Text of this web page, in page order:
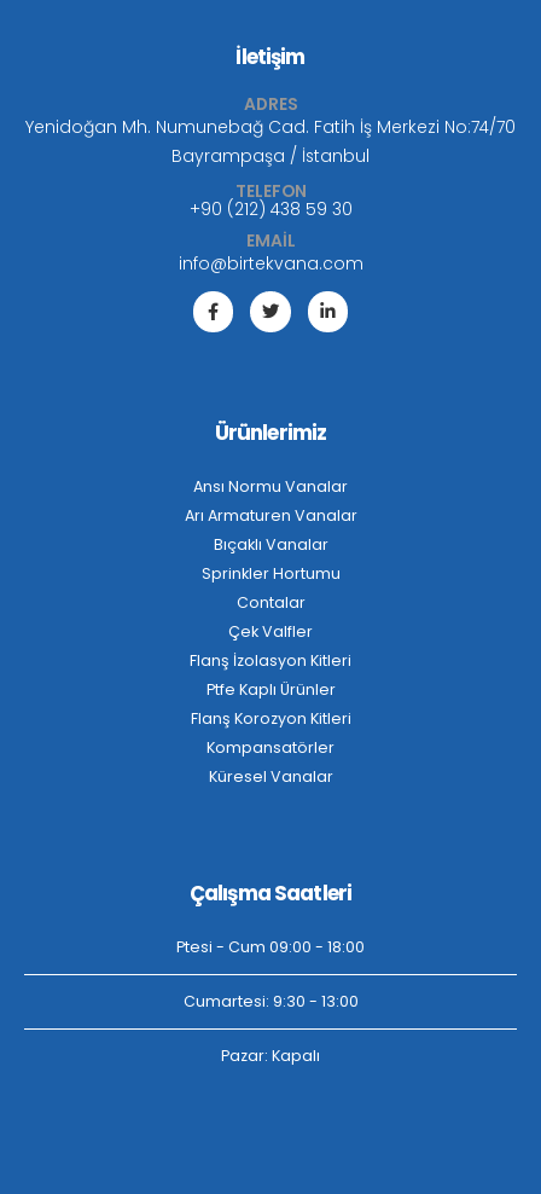
İletişim
ADRES
Yenidoğan Mh. Numunebağ Cad. Fatih İş Merkezi No:74/70
Bayrampaşa / İstanbul
TELEFON
+90 (212) 438 59 30
EMAİL
info@birtekvana.com
Ürünlerimiz
Ansı Normu Vanalar
Arı Armaturen Vanalar
Bıçaklı Vanalar
Sprinkler Hortumu
Contalar
Çek Valfler
Flanş İzolasyon Kitleri
Ptfe Kaplı Ürünler
Flanş Korozyon Kitleri
Kompansatörler
Küresel Vanalar
Çalışma Saatleri
Ptesi - Cum 09:00 - 18:00
Cumartesi: 9:30 - 13:00
Pazar: Kapalı